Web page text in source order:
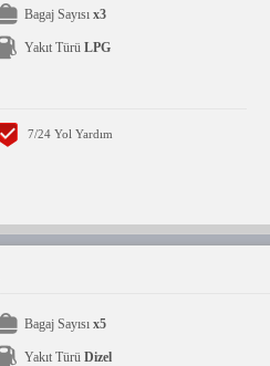
Bagaj Sayısı x3
Yakıt Türü LPG
7/24 Yol Yardım
Bagaj Sayısı x5
Yakıt Türü Dizel